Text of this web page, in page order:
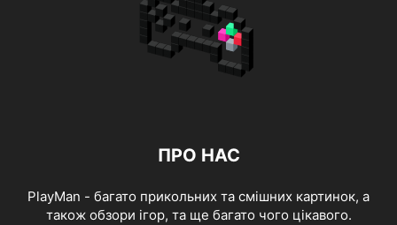
ПРО НАС
PlayMan - багато прикольних та смішних картинок, а
також обзори ігор, та ще багато чого цікавого.